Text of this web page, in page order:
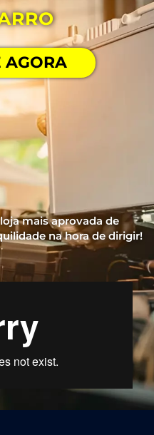
AGORA
mais aprovada de
na hora de dirigir!